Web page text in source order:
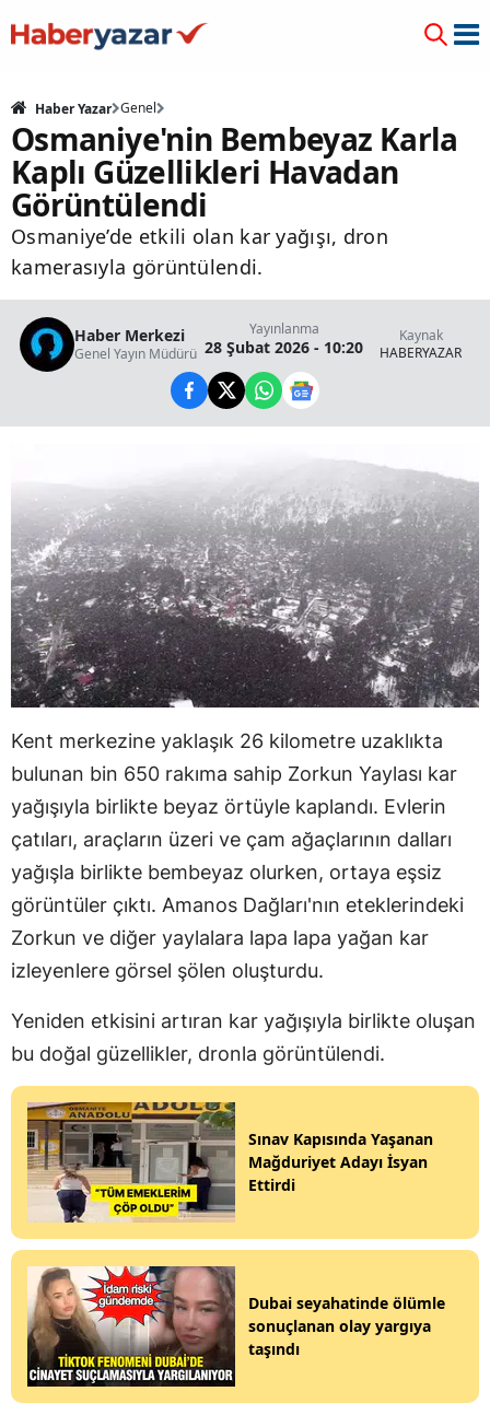
Haber Yazar Genel
Osmaniye'nin Bembeyaz Karla
Kaplı Güzellikleri Havadan
Görüntülendi
Osmaniye’de etkili olan kar yağışı, dron
kamerasıyla görüntülendi.
Haber Merkezi
Genel Yayın Müdürü
Yayınlanma
28 Şubat 2026 - 10:20
Kaynak
HABERYAZAR
Kent merkezine yaklaşık 26 kilometre uzaklıkta
bulunan bin 650 rakıma sahip Zorkun Yaylası kar
yağışıyla birlikte beyaz örtüyle kaplandı. Evlerin
çatıları, araçların üzeri ve çam ağaçlarının dalları
yağışla birlikte bembeyaz olurken, ortaya eşsiz
görüntüler çıktı. Amanos Dağları'nın eteklerindeki
Zorkun ve diğer yaylalara lapa lapa yağan kar
izleyenlere görsel şölen oluşturdu.
Yeniden etkisini artıran kar yağışıyla birlikte oluşan
bu doğal güzellikler, dronla görüntülendi.
Sınav Kapısında Yaşanan
Mağduriyet Adayı İsyan
Ettirdi
Dubai seyahatinde ölümle
sonuçlanan olay yargıya
taşındı